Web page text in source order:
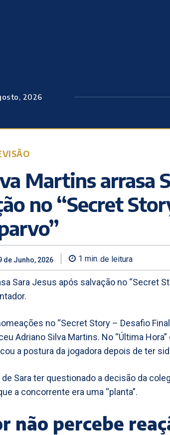
2026
Martins arrasa
no “Secret
de Junho, 2026 1 min. de leitura
Sara Jesus após salvação no “Secret
no “Secret Story – Desafio
Adriano Silva Martins. No “Última
a postura da jogadora depois de ter
Sara ter questionado a decisão da
a concorrente era uma “planta”.
não percebe